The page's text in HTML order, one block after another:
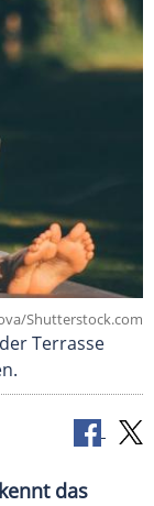
Shutterstock.com
Terrasse
das